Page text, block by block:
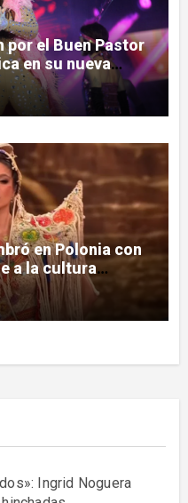
por el Buen Pastor
en su nueva
en Polonia con
a la cultura
Ingrid Noguera